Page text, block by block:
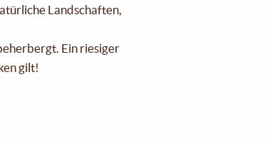
Landschaften,
Ein riesiger
gilt!